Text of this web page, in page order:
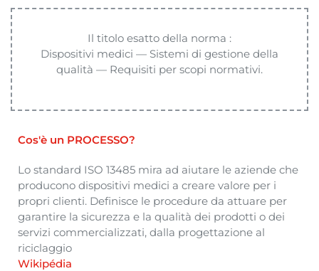
Il titolo esatto della norma :
Dispositivi medici — Sistemi di gestione della
qualità — Requisiti per scopi normativi.
Cos'è un PROCESSO?
Lo standard ISO 13485 mira ad aiutare le aziende che
producono dispositivi medici a creare valore per i
propri clienti. Definisce le procedure da attuare per
garantire la sicurezza e la qualità dei prodotti o dei
servizi commercializzati, dalla progettazione al
riciclaggio
Wikipédia